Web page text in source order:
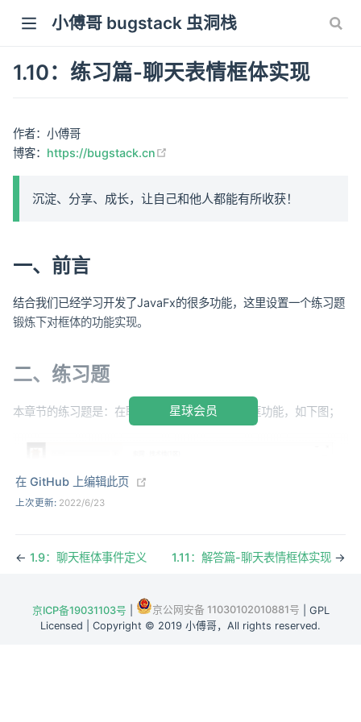
小傅哥 bugstack 虫洞栈
1.10：练习篇-聊天表情框体实现
作者：小傅哥
博客： https://bugstack.cn
沉淀、分享、成长，让自己和他人都能有所收获！
一、前言
结合我们已经学习开发了JavaFx的很多功能，这里设置一个练习题
锻炼下对框体的功能实现。
二、练习题
本章节的练习题是：在聊天窗体中开发默认表情框功能，如下图；
星球会员
在 GitHub 上编辑此页
上次更新: 2022/6/23
←1.9：聊天框体事件定义 1.11：解答篇-聊天表情框体实现 →
京ICP备19031103号 京公网安备 11030102010881号 | GPL
Licensed | Copyright © 2019 小傅哥，All rights reserved.